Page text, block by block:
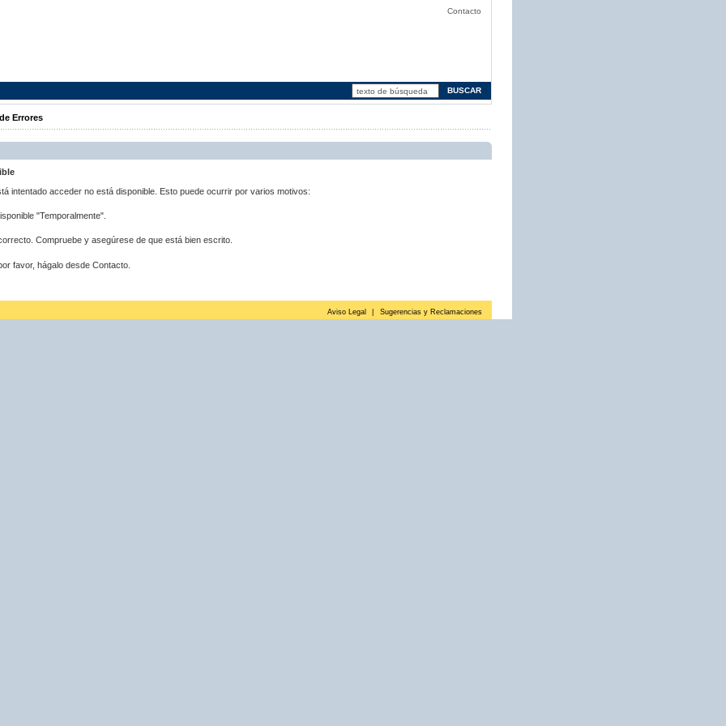
Contacto
Errores
intentado acceder no está disponible. Esto puede ocurrir por varios motivos:
"Temporalmente".
Compruebe y asegúrese de que está bien escrito.
favor, hágalo desde Contacto.
Aviso Legal Sugerencias y Reclamaciones